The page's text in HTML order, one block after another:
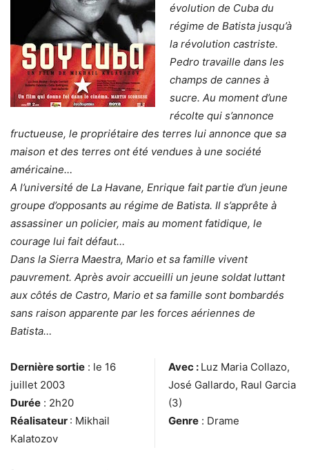
évolution de Cuba du
régime de Batista jusqu’à
la révolution castriste.
Pedro travaille dans les
champs de cannes à
sucre. Au moment d’une
récolte qui s’annonce
fructueuse, le propriétaire des terres lui annonce que sa
maison et des terres ont été vendues à une société
américaine…
A l’université de La Havane, Enrique fait partie d’un jeune
groupe d’opposants au régime de Batista. Il s’apprête à
assassiner un policier, mais au moment fatidique, le
courage lui fait défaut…
Dans la Sierra Maestra, Mario et sa famille vivent
pauvrement. Après avoir accueilli un jeune soldat luttant
aux côtés de Castro, Mario et sa famille sont bombardés
sans raison apparente par les forces aériennes de
Batista…
Dernière sortie : le 16
juillet 2003
Durée : 2h20
Réalisateur : Mikhail
Kalatozov
Avec : Luz Maria Collazo,
José Gallardo, Raul Garcia
(3)
Genre : Drame